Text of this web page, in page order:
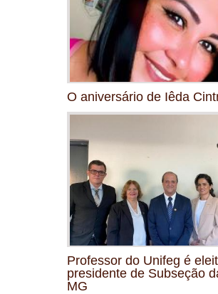
O aniversário de Iêda
Professor do Unifeg é
presidente de Subseção
MG